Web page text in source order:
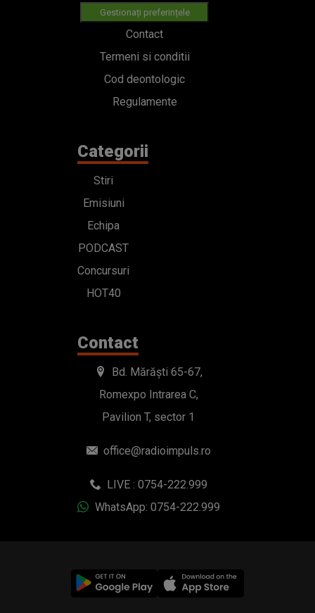
Gestionați preferințele
Contact
Termeni si conditii
Cod deontologic
Regulamente
Categorii
Stiri
Emisiuni
Echipa
PODCAST
Concursuri
HOT40
Contact
Bd. Mărăști 65-67,
Romexpo Intrarea C,
Pavilion T, sector 1
office@radioimpuls.ro
LIVE : 0754-222.999
WhatsApp: 0754-222.999